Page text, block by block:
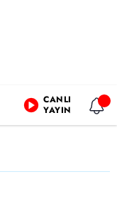
CANLI
YAYIN